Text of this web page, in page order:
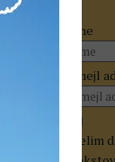
Ime
Imejl
Želim